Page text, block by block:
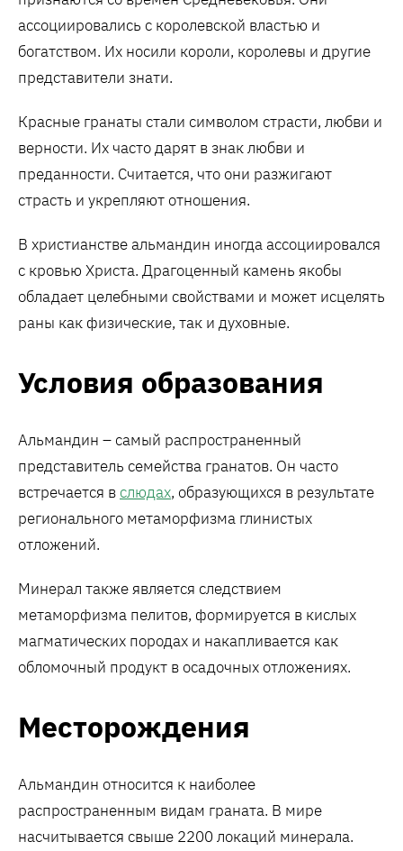
ассоциировались с королевской властью и
богатством. Их носили короли, королевы и другие
представители знати.
Красные гранаты стали символом страсти, любви и
верности. Их часто дарят в знак любви и
преданности. Считается, что они разжигают
страсть и укрепляют отношения.
В христианстве альмандин иногда ассоциировался
с кровью Христа. Драгоценный камень якобы
обладает целебными свойствами и может исцелять
раны как физические, так и духовные.
Условия образования
Альмандин – самый распространенный
представитель семейства гранатов. Он часто
встречается в слюдах, образующихся в результате
регионального метаморфизма глинистых
отложений.
Минерал также является следствием
метаморфизма пелитов, формируется в кислых
магматических породах и накапливается как
обломочный продукт в осадочных отложениях.
Месторождения
Альмандин относится к наиболее
распространенным видам граната. В мире
насчитывается свыше 2200 локаций минерала.